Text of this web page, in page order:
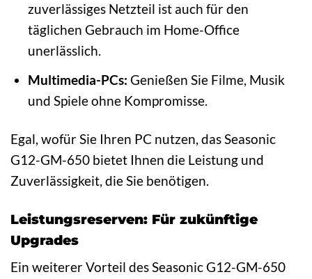
zuverlässiges Netzteil ist auch für den
täglichen Gebrauch im Home-Office
unerlässlich.
Multimedia-PCs: Genießen Sie Filme, Musik
und Spiele ohne Kompromisse.
Egal, wofür Sie Ihren PC nutzen, das Seasonic
G12-GM-650 bietet Ihnen die Leistung und
Zuverlässigkeit, die Sie benötigen.
Leistungsreserven: Für zukünftige
Upgrades
Ein weiterer Vorteil des Seasonic G12-GM-650